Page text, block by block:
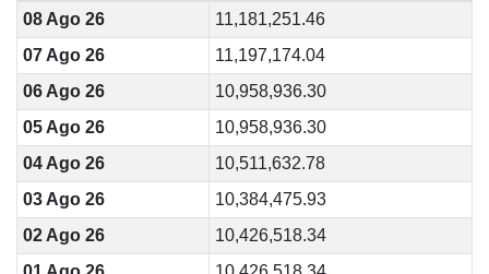
08 Ago 26
11,181,251.46
07 Ago 26
11,197,174.04
06 Ago 26
10,958,936.30
05 Ago 26
10,958,936.30
04 Ago 26
10,511,632.78
03 Ago 26
10,384,475.93
02 Ago 26
10,426,518.34